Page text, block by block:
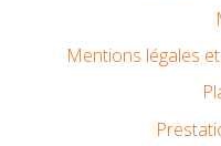
Mentions légales